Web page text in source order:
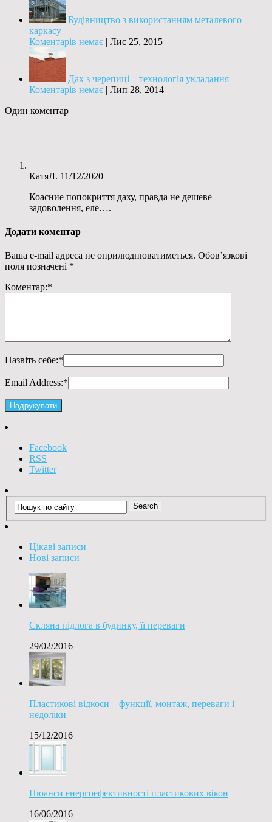
Будівництво з використанням металевого
каркасу
Коментарів немає | Лис 25, 2015
Дах з черепиці – технологія укладання
Коментарів немає | Лип 28, 2014
Один коментар
КатяЛ. 11/12/2020
Коасние попокриття даху, правда не дешеве
задоволення, еле….
Додати коментар
Ваша e-mail адреса не оприлюднюватиметься. Обов’язкові
поля позначені *
Коментар:*
Назвіть себе:*
Email Address:*
Facebook
RSS
Twitter
Цікаві записи
Нові записи
Скляна підлога в будинку, її переваги
29/02/2016
Пластикові відкоси – функції, монтаж, переваги і
недоліки
15/12/2016
Нюанси енергоефективності пластикових вікон
16/06/2016